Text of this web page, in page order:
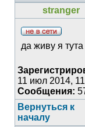
stranger
да живу я тута
11 июл 2014,
Сообщения:
Вернуться к
началу